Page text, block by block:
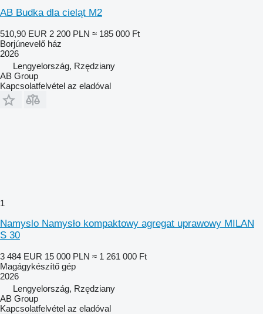
AB Budka dla cieląt M2
510,90 EUR 2 200 PLN ≈ 185 000 Ft
Borjúnevelő ház
2026
Lengyelország, Rzędziany
AB Group
Kapcsolatfelvétel az eladóval
1
Namyslo Namysło kompaktowy agregat uprawowy MILAN
S 30
3 484 EUR 15 000 PLN ≈ 1 261 000 Ft
Magágykészítő gép
2026
Lengyelország, Rzędziany
AB Group
Kapcsolatfelvétel az eladóval